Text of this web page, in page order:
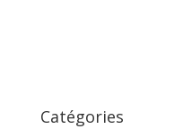
Catégories